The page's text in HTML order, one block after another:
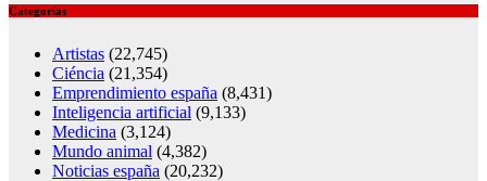
Categorías
Artistas (22,745)
Ciéncia (21,354)
Emprendimiento españa (8,431)
Inteligencia artificial (9,133)
Medicina (3,124)
Mundo animal (4,382)
Noticias españa (20,232)